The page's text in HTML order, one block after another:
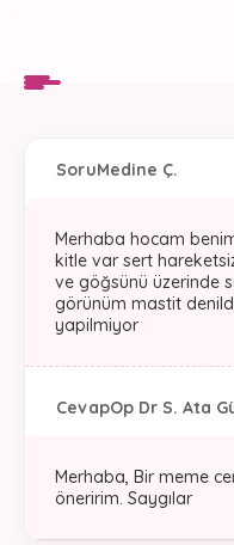
SoruMedine Ç.
Merhaba hocam
kitle var sert
ve göğsünü üzerinde
görünüm mastit
yapilmiyor
CevapOp Dr S. Ata
Merhaba, Bir meme
öneririm. Saygılar